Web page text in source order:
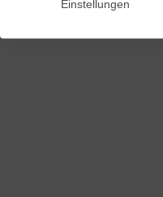
Einstellungen